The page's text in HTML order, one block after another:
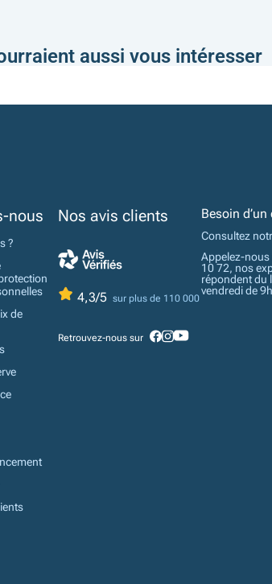
aussi vous intéresser
nous
?
de
Nos avis clients
4,3/5 sur plus de 110 000
Retrouvez-nous sur
Besoin
Consultez
Appelez-nous
10 72, nos
répondent du
vendredi de